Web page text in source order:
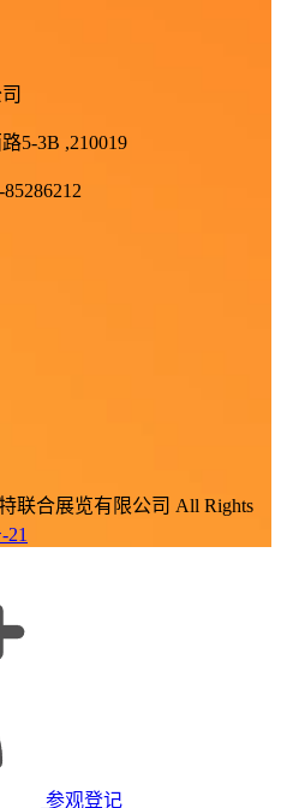
5-3B ,210019
联合展览有限公司 All Rights
21
参观登记